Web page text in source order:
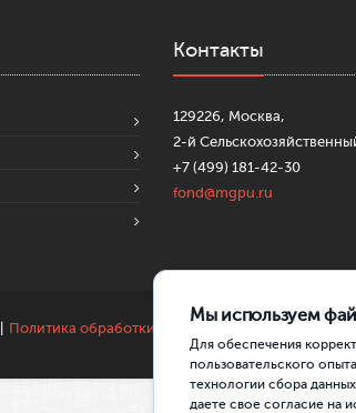
Контакты
129226, Москва,
2-й
+7 (499) 181-42-30
fond@mgpu.ru
| Политика обработки персональных данных
Мы используем
Для обеспечения
пользовательского
технологии сбора
даете свое согласие на